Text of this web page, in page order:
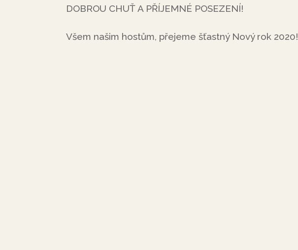
DOBROU CHUŤ A PŘÍJEMNÉ POSEZENÍ!
Všem našim hostům, přejeme šťastný Nový rok 2020!